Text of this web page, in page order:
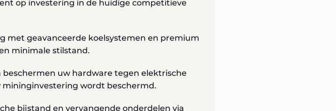
op investering in de huidige competitieve
met geavanceerde koelsystemen en premium
minimale stilstand.
uw hardware tegen elektrische
wordt beschermd.
bijstand en vervangende onderdelen via